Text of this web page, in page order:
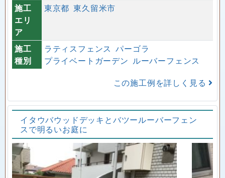
施工
エリ
ア
東京都 東久留米市
施工
種別
ラティスフェンス パーゴラ
プライベートガーデン ルーバーフェンス
この施工例を詳しく見る
イタウバウッドデッキとバツールーバーフェン
スで明るいお庭に